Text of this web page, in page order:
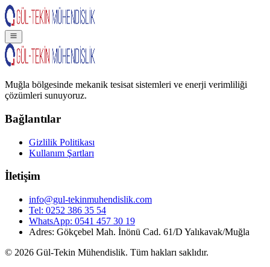
Muğla bölgesinde mekanik tesisat sistemleri ve enerji verimliliği
çözümleri sunuyoruz.
Bağlantılar
Gizlilik Politikası
Kullanım Şartları
İletişim
info@gul-tekinmuhendislik.com
Tel: 0252 386 35 54
WhatsApp: 0541 457 30 19
Adres: Gökçebel Mah. İnönü Cad. 61/D Yalıkavak/Muğla
© 2026 Gül-Tekin Mühendislik. Tüm hakları saklıdır.